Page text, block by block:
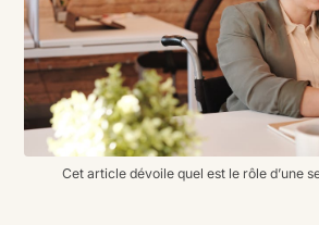
Cet article dévoile quel est le rôle d’une